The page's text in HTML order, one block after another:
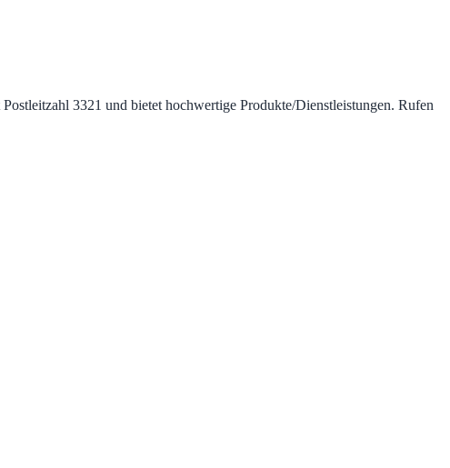
3321 und bietet hochwertige Produkte/Dienstleistungen. Rufen